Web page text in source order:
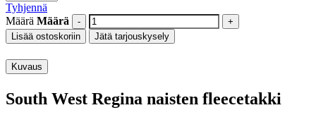
Tyhjennä
Määrä Määrä
Lisää ostoskoriin Jätä tarjouskysely
Kuvaus
South West Regina naisten fleecetakki